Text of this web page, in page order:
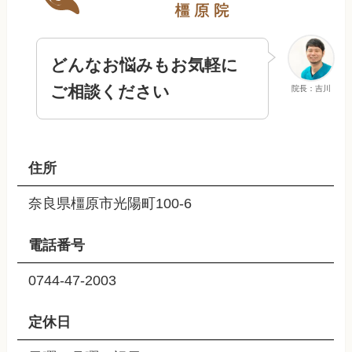
院長：吉川
どんなお悩みもお気軽に
ご相談ください
住所
奈良県橿原市光陽町100-6
電話番号
0744-47-2003
定休日